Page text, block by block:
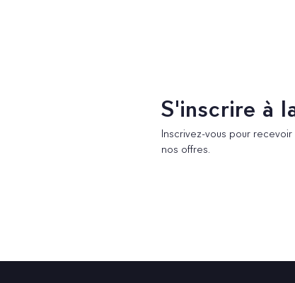
S'inscrire à
Inscrivez-vous pour
nos offres.